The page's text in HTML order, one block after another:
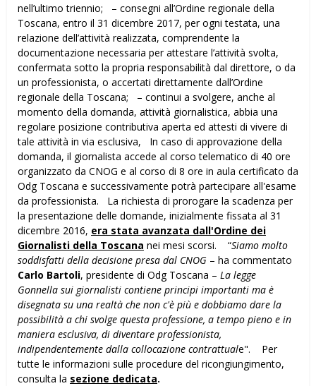
nell’ultimo triennio; – consegni all’Ordine regionale della
Toscana, entro il 31 dicembre 2017, per ogni testata, una
relazione dell’attività realizzata, comprendente la
documentazione necessaria per attestare l’attività svolta,
confermata sotto la propria responsabilità dal direttore, o da
un professionista, o accertati direttamente dall’Ordine
regionale della Toscana; – continui a svolgere, anche al
momento della domanda, attività giornalistica, abbia una
regolare posizione contributiva aperta ed attesti di vivere di
tale attività in via esclusiva, In caso di approvazione della
domanda, il giornalista accede al corso telematico di 40 ore
organizzato da CNOG e al corso di 8 ore in aula certificato da
Odg Toscana e successivamente potrà partecipare all'esame
da professionista. La richiesta di prorogare la scadenza per
la presentazione delle domande, inizialmente fissata al 31
dicembre 2016, era stata avanzata dall'Ordine dei
Giornalisti della Toscana nei mesi scorsi. “Siamo molto
soddisfatti della decisione presa dal CNOG – ha commentato
Carlo Bartoli, presidente di Odg Toscana – La legge
Gonnella sui giornalisti contiene principi importanti ma è
disegnata su una realtà che non c'è più e dobbiamo dare la
possibilità a chi svolge questa professione, a tempo pieno e in
maniera esclusiva, di diventare professionista,
indipendentemente dalla collocazione contrattuale". Per
tutte le informazioni sulle procedure del ricongiungimento,
consulta la sezione dedicata.